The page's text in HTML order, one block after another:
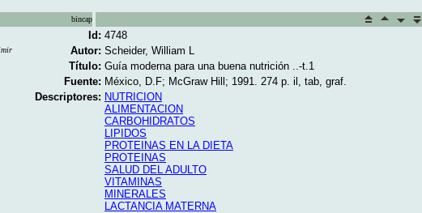
bincap
Id: 4748
Autor: Scheider, William L
Título: Guía moderna para una buena nutrición ..-t.1
Fuente: México, D.F; McGraw Hill; 1991. 274 p. il, tab, graf.
Descriptores: NUTRICION
ALIMENTACION
CARBOHIDRATOS
LIPIDOS
PROTEINAS EN LA DIETA
PROTEINAS
SALUD DEL ADULTO
VITAMINAS
MINERALES
LACTANCIA MATERNA